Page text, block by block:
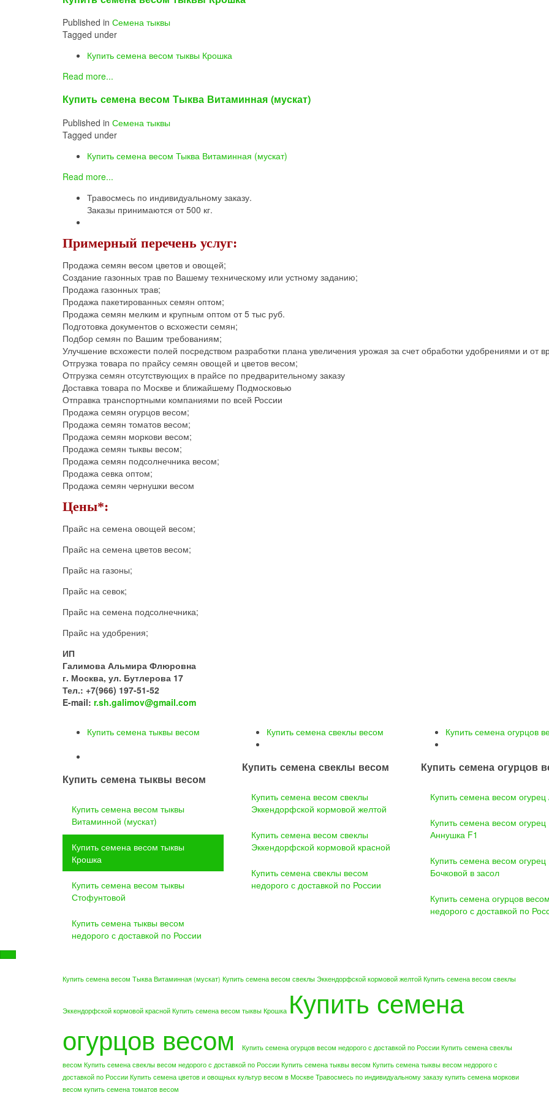
Published in Семена тыквы
Tagged under
Купить семена весом тыквы Крошка
Read more...
Купить семена весом Тыква Витаминная (мускат)
Published in Семена тыквы
Tagged under
Купить семена весом Тыква Витаминная (мускат)
Read more...
Травосмесь по индивидуальному заказу.
Заказы принимаются от 500 кг.
Примерный перечень услуг:
Продажа семян весом цветов и овощей;
Создание газонных трав по Вашему техническому или устному заданию;
Продажа газонных трав;
Продажа пакетированных семян оптом;
Продажа семян мелким и крупным оптом от 5 тыс руб.
Подготовка документов о всхожести семян;
Подбор семян по Вашим требованиям;
Улучшение всхожести полей посредством разработки плана увеличения урожая за счет обработки удобрениями и от
Отгрузка товара по прайсу семян овощей и цветов весом;
Отгрузка семян отсутствующих в прайсе по предварительному заказу
Доставка товара по Москве и ближайшему Подмосковью
Отправка транспортными компаниями по всей России
Продажа семян огурцов весом;
Продажа семян томатов весом;
Продажа семян моркови весом;
Продажа семян тыквы весом;
Продажа семян подсолнечника весом;
Продажа севка оптом;
Продажа семян чернушки весом
Цены*:
Прайс на семена овощей весом;
Прайс на семена цветов весом;
Прайс на газоны;
Прайс на севок;
Прайс на семена подсолнечника;
Прайс на удобрения;
ИП
Галимова Альмира Флюровна
г. Москва, ул. Бутлерова 17
Тел.: +7(966) 197-51-52
E-mail: r.sh.galimov@gmail.com
Купить семена тыквы весом
Купить семена тыквы весом
Купить семена весом тыквы
Витаминной (мускат)
Купить семена весом тыквы
Крошка
Купить семена весом тыквы
Стофунтовой
Купить семена тыквы весом
недорого с доставкой по России
Купить семена свеклы весом
Купить семена свеклы весом
Купить семена весом свеклы
Эккендорфской кормовой желтой
Купить семена весом свеклы
Эккендорфской кормовой красной
Купить семена свеклы весом
недорого с доставкой по России
Купить семена огурцов
Купить семена огурцов
Купить семена весом огурец
Купить семена весом огурец
Аннушка F1
Купить семена весом огурец
Бочковой в засол
Купить семена огурцов весом
недорого с доставкой по
Купить семена весом Тыква Витаминная (мускат) Купить семена весом свеклы Эккендорфской кормовой желтой Купить семена весом свеклы
Эккендорфской кормовой красной Купить семена весом тыквы Крошка Купить семена
огурцов весом
Купить семена огурцов весом недорого с доставкой по России Купить семена свеклы
весом Купить семена свеклы весом недорого с доставкой по России Купить семена тыквы весом Купить семена тыквы весом недорого с
доставкой по России Купить семена цветов и овощных культур весом в Москве Травосмесь по индивидуальному заказу купить семена моркови
весом купить семена томатов весом